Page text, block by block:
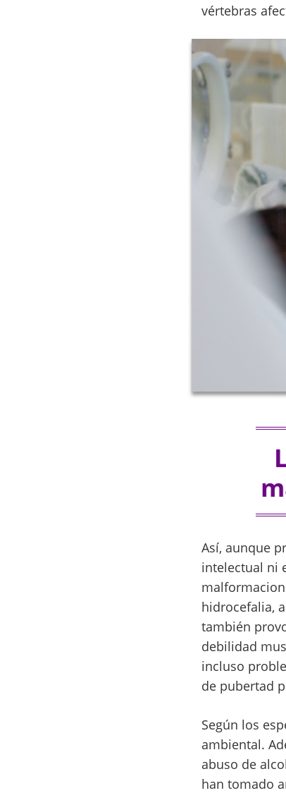
vértebras
Así, aunque
intelectual ni
hidrocefalia,
también
debilidad
incluso
de pubertad
Según los
ambiental.
abuso de
han tomado